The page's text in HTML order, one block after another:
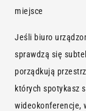
miejsce
Jeśli biuro
sprawdzą się
porządkują
których spotykasz
wideokonferencje,